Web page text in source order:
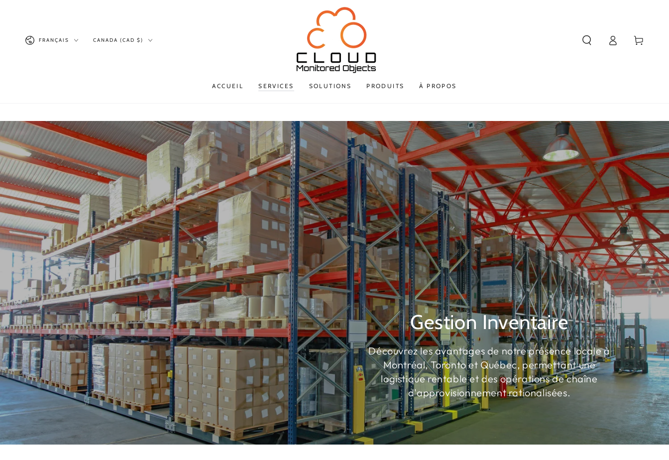
LangueFRANÇAIS Pays/région
CANADA (CAD $)
ACCUEIL SERVICES SOLUTIONS PRODUITS À PROPOS
Connexion Panier
Gestion Inventaire
Découvrez les avantages de notre présence locale à
Montréal, Toronto et Québec, permettant une
logistique rentable et des opérations de chaîne
d'approvisionnement rationalisées.